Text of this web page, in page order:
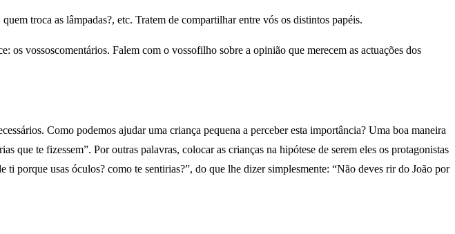
troca as lâmpadas?, etc. Tratem de compartilhar entre vós os distintos papéis.
os vossoscomentários. Falem com o vossofilho sobre a opinião que merecem as actuações dos
Como podemos ajudar uma criança pequena a perceber esta importância? Uma boa maneira
que te fizessem”. Por outras palavras, colocar as crianças na hipótese de serem eles os protagonistas
porque usas óculos? como te sentirias?”, do que lhe dizer simplesmente: “Não deves rir do João por